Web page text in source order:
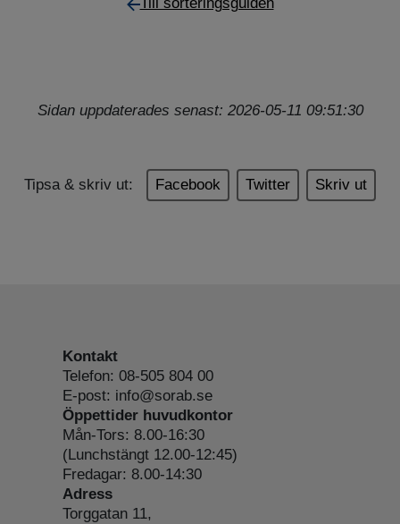
Sidan uppdaterades senast: 2026-05-11 09:51:30
Tipsa & skriv ut: Facebook Twitter Skriv ut
Kontakt
Telefon: 08-505 804 00
E-post: info@sorab.se
Öppettider huvudkontor
Mån-Tors: 8.00-16:30
(Lunchstängt 12.00-12:45)
Fredagar: 8.00-14:30
Adress
Torggatan 11,